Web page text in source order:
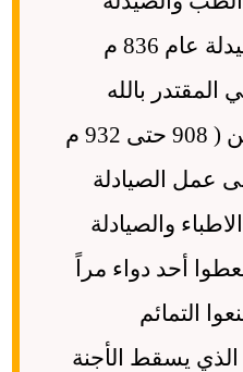
836 م
المقتدر بالله
الذي حكم في الفترة بين ( 908 حتى 932 م
عمل الصيادلة
والصيادلة
أحد دواء مراً
التمائم
الذي يسقط الأجنة